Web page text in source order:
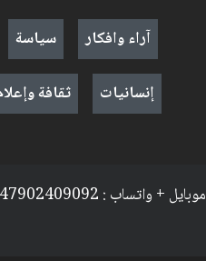
آراء وافكار
سياسة
إنسانيات
ثقافة
موبايل + واتساب : 009647902409092